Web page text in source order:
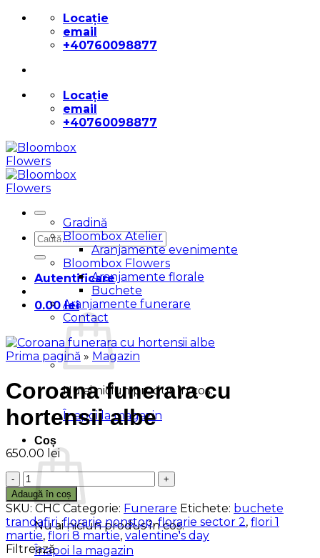
Skip
content
Locație
email
+40760098877
Locație
email
+40760098877
Caută
după:
Autentificare
0.00lei
Nu ai niciun produs în coș.
Înapoi la magazin
Coș
Nu ai niciun produs în coș.
Înapoi la magazin
Gradină
Bloombox Atelier
Aranjamente evenimente
Bloombox Flowers
Aranjamente florale
Buchete
Aranjamente funerare
Contact
Prima pagină » Magazin
Coroana funerara cu
hortensii albe
650.00 lei
Cantitate
Coroana
funerara
cu
hortensii
albe
Adaugă în coș
SKU: CHC Categorie: Funerare Etichete: buchete
trandafiri,florarie nonstop,florarie sector 2, flori 1
martie, flori 8 martie, valentine's day
Filtrează